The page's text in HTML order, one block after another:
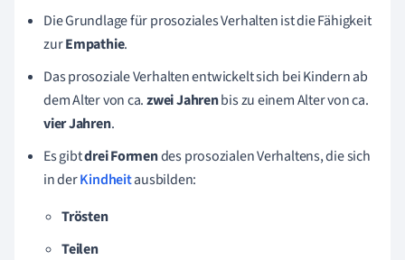
Die Grundlage für prosoziales Verhalten ist die Fähigkeit
zurEmpathie.
Das prosoziale Verhalten entwickelt sich bei Kindern ab
dem Alter von ca.zwei Jahrenbis zu einem Alter von ca.
vier Jahren.
Es gibtdrei Formendes prosozialen Verhaltens, die sich
in derKindheitausbilden:
Trösten
Teilen